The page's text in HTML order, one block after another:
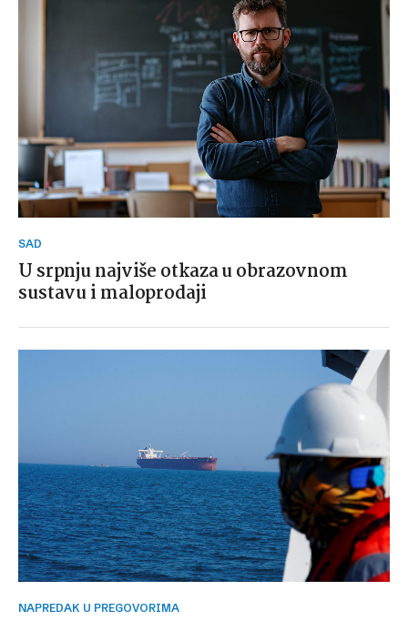
SAD
U srpnju najviše otkaza u obrazovnom
sustavu i maloprodaji
NAPREDAK U PREGOVORIMA